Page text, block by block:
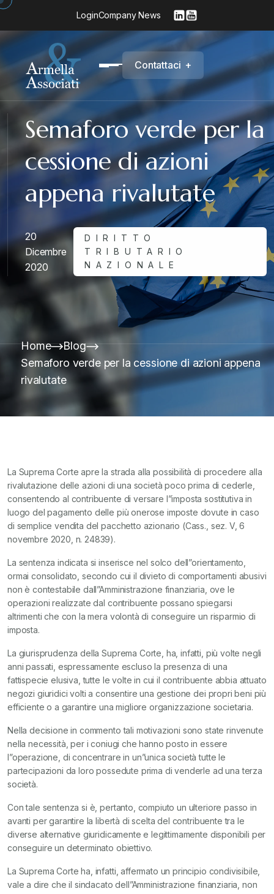
LoginCompany News
Contattaci +
Semaforo verde per la
cessione di azioni
appena rivalutate
20
Dicembre
2020
DIRITTO
TRIBUTARIO
NAZIONALE
Home
Blog
Semaforo verde per la cessione di azioni appena
rivalutate
La Suprema Corte apre la strada alla possibilità di procedere alla
rivalutazione delle azioni di una società poco prima di cederle,
consentendo al contribuente di versare l”imposta sostitutiva in
luogo del pagamento delle più onerose imposte dovute in caso
di semplice vendita del pacchetto azionario (Cass., sez. V, 6
novembre 2020, n. 24839).
La sentenza indicata si inserisce nel solco dell”orientamento,
ormai consolidato, secondo cui il divieto di comportamenti abusivi
non è contestabile dall”Amministrazione finanziaria, ove le
operazioni realizzate dal contribuente possano spiegarsi
altrimenti che con la mera volontà di conseguire un risparmio di
imposta.
La giurisprudenza della Suprema Corte, ha, infatti, più volte negli
anni passati, espressamente escluso la presenza di una
fattispecie elusiva, tutte le volte in cui il contribuente abbia attuato
negozi giuridici volti a consentire una gestione dei propri beni più
efficiente o a garantire una migliore organizzazione societaria.
Nella decisione in commento tali motivazioni sono state rinvenute
nella necessità, per i coniugi che hanno posto in essere
l”operazione, di concentrare in un”unica società tutte le
partecipazioni da loro possedute prima di venderle ad una terza
società.
Con tale sentenza si è, pertanto, compiuto un ulteriore passo in
avanti per garantire la libertà di scelta del contribuente tra le
diverse alternative giuridicamente e legittimamente disponibili per
conseguire un determinato obiettivo.
La Suprema Corte ha, infatti, affermato un principio condivisibile,
vale a dire che il sindacato dell”Amministrazione finanziaria, non